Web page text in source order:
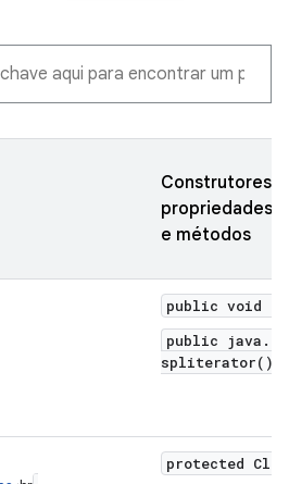
Construtores,
propriedades
e métodos
public void
public
spliterator()
protected